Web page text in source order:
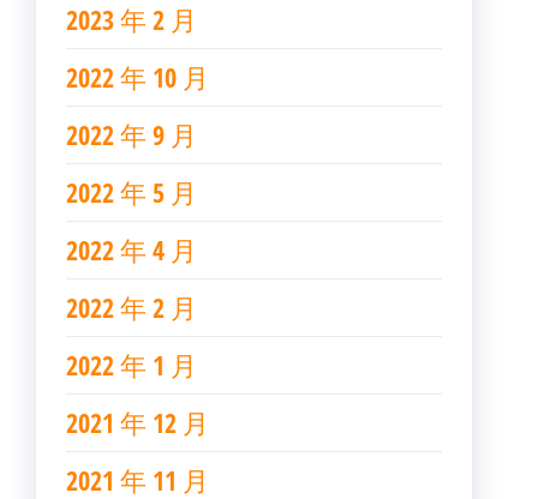
2023 年 2 月
2022 年 10 月
2022 年 9 月
2022 年 5 月
2022 年 4 月
2022 年 2 月
2022 年 1 月
2021 年 12 月
2021 年 11 月